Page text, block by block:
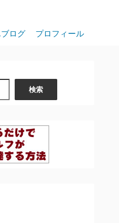
ログ プロフィール
検索